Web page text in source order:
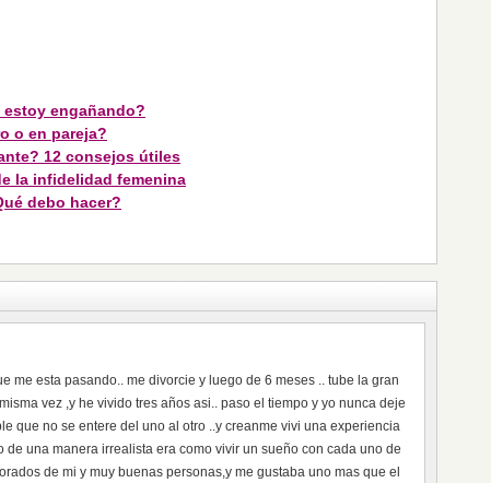
engañando?
o en pareja?
12 consejos útiles
la infidelidad femenina
debo hacer?
me esta pasando.. me divorcie y luego de 6 meses .. tube la gran
vez ,y he vivido tres años asi.. paso el tiempo y yo nunca deje
que no se entere del uno al otro ..y creanme vivi una experiencia
una manera irrealista era como vivir un sueño con cada uno de
de mi y muy buenas personas,y me gustaba uno mas que el